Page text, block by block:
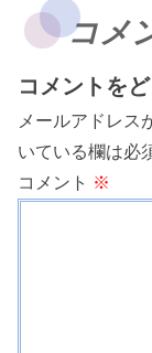
コメ
コメントを
メールアドレス
いている欄は必
コメント ※